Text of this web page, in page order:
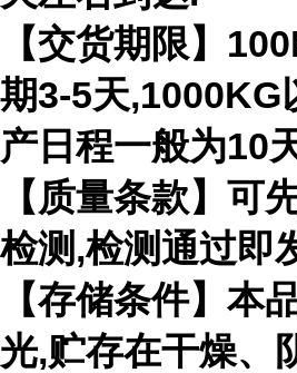
【交货期限】
期3-5天,1000KG
产日程一般为10
【质量条款】可
检测,检测通过即
【存储条件】本
光,贮存在干燥、